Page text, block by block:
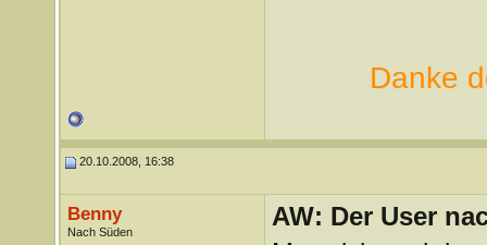
Danke
20.10.2008, 16:38
Benny
Nach Süden
AW: Der User